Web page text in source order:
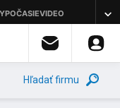
Hľadať firmu